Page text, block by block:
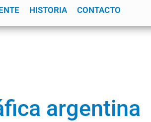
HISTORIA CONTACTO
Mar del Plata Patagonia Quequén
argentina